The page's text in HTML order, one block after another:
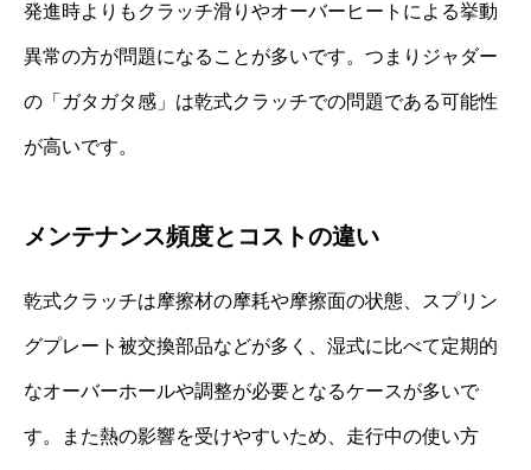
発進時よりもクラッチ滑りやオーバーヒートによる挙動
異常の方が問題になることが多いです。つまりジャダー
の「ガタガタ感」は乾式クラッチでの問題である可能性
が高いです。
メンテナンス頻度とコストの違い
乾式クラッチは摩擦材の摩耗や摩擦面の状態、スプリン
グプレート被交換部品などが多く、湿式に比べて定期的
なオーバーホールや調整が必要となるケースが多いで
す。また熱の影響を受けやすいため、走行中の使い方